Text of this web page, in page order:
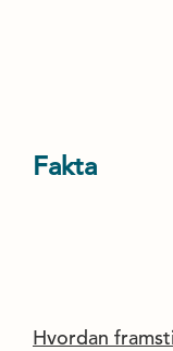
Fakta
Hvordan